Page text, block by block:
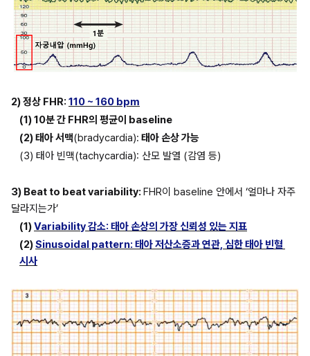
2) 정상 FHR: 110 ~ 160 bpm
(1) 10분 간 FHR의 평균이 baseline
(2) 태아 서맥(bradycardia): 태아 손상 가능
(3) 태아 빈맥(tachycardia): 산모 발열 (감염 등)
3) Beat to beat variability: FHR이 baseline 안에서 ‘얼마나 자주
달라지는가’
(1) Variability 감소: 태아 손상의 가장 신뢰성 있는 지표
(2) Sinusoidal pattern: 태아 저산소증과 연관, 심한 태아 빈혈
시사